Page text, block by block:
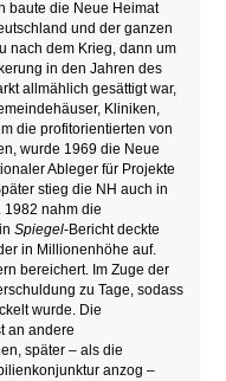
baute die Neue Heimat
und der ganzen
nach dem Krieg, dann um
in den Jahren des
allmählich gesättigt war,
Kliniken,
die profitorientierten von
wurde 1969 die Neue
Ableger für Projekte
stieg die NH auch in
1982 nahm die
Spiegel-Bericht deckte
in Millionenhöhe auf.
bereichert. Im Zuge der
zu Tage, sodass
wurde. Die
an andere
später – als die
anzog –